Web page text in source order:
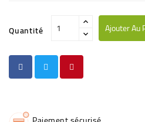
Quantité Ajouter Au